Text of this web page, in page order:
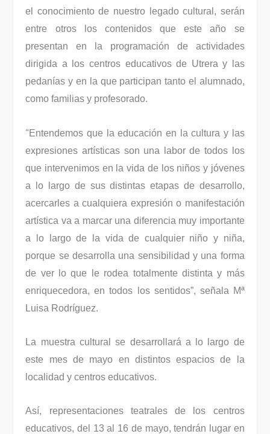
el conocimiento de nuestro legado cultural, serán
entre otros los contenidos que este año se
presentan en la programación de actividades
dirigida a los centros educativos de Utrera y las
pedanías y en la que participan tanto el alumnado,
como familias y profesorado.
“Entendemos que la educación en la cultura y las
expresiones artísticas son una labor de todos los
que intervenimos en la vida de los niños y jóvenes
a lo largo de sus distintas etapas de desarrollo,
acercarles a cualquiera expresión o manifestación
artística va a marcar una diferencia muy importante
a lo largo de la vida de cualquier niño y niña,
porque se desarrolla una sensibilidad y una forma
de ver lo que le rodea totalmente distinta y más
enriquecedora, en todos los sentidos”, señala Mª
Luisa Rodríguez.
La muestra cultural se desarrollará a lo largo de
este mes de mayo en distintos espacios de la
localidad y centros educativos.
Así, representaciones teatrales de los centros
educativos, del 13 al 16 de mayo, tendrán lugar en